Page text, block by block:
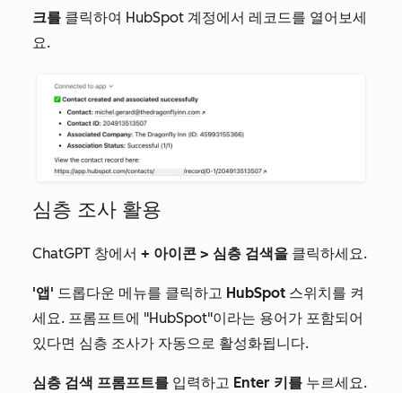
크를 클릭하여 HubSpot 계정에서 레코드를 열어보세
요.
심층 조사 활용
ChatGPT 창에서 + 아이콘 > 심층 검색을 클릭하세요.
'앱' 드롭다운 메뉴를 클릭하고 HubSpot 스위치를 켜
세요. 프롬프트에 "HubSpot"이라는 용어가 포함되어
있다면 심층 조사가 자동으로 활성화됩니다.
심층 검색 프롬프트를 입력하고 Enter 키를 누르세요.